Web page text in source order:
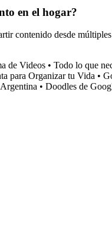
en el hogar?
contenido desde
de Videos • Todo lo que
para Organizar tu Vida •
• Doodles de